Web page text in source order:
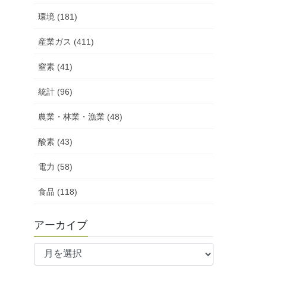
環境 (181)
産業ガス (411)
窒素 (41)
統計 (96)
農業・林業・漁業 (48)
酸素 (43)
電力 (58)
食品 (118)
アーカイブ
ア